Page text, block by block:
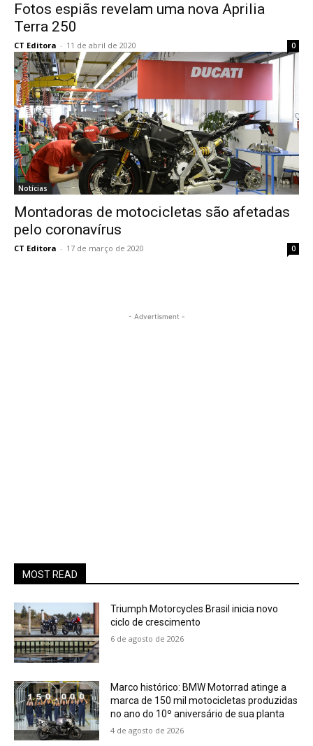
Fotos espiãs revelam uma nova Aprilia
Terra 250
CT Editora - 11 de abril de 2020 0
Notícias
Montadoras de motocicletas são afetadas
pelo coronavírus
CT Editora - 17 de março de 2020 0
- Advertisment -
MOST READ
Triumph Motorcycles Brasil inicia novo
ciclo de crescimento
6 de agosto de 2026
Marco histórico: BMW Motorrad atinge a
marca de 150 mil motocicletas produzidas
no ano do 10º aniversário de sua planta
4 de agosto de 2026